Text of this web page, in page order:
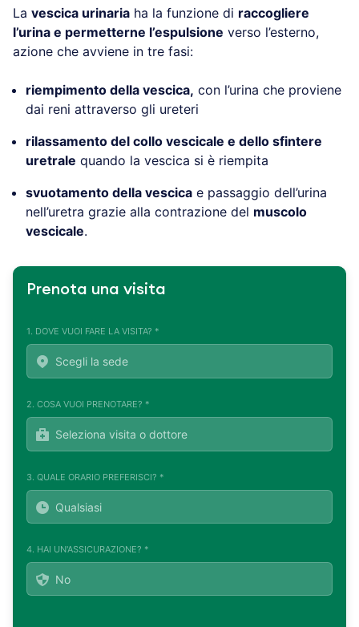
La vescica urinaria ha la funzione di raccogliere
l’urina e permetterne l’espulsione verso l’esterno,
azione che avviene in tre fasi:
riempimento della vescica, con l’urina che proviene
dai reni attraverso gli ureteri
rilassamento del collo vescicale e dello sfintere
uretrale quando la vescica si è riempita
svuotamento della vescica e passaggio dell’urina
nell’uretra grazie alla contrazione del muscolo
vescicale.
Prenota una visita
1. DOVE VUOI FARE LA VISITA? *
2. COSA VUOI PRENOTARE? *
3. QUALE ORARIO PREFERISCI? *
4. HAI UN'ASSICURAZIONE? *